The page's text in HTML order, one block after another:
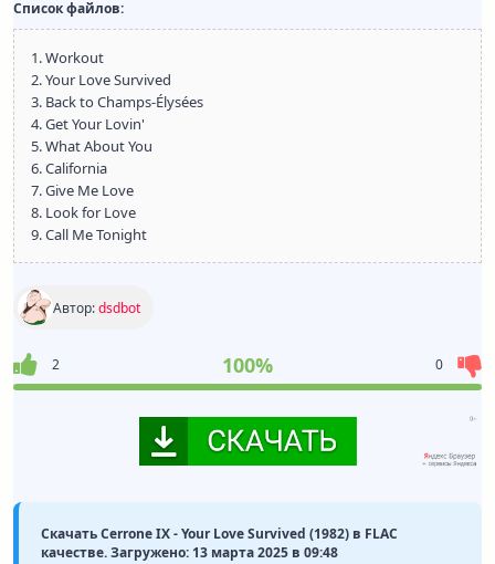
Список файлов:
1. Workout
2. Your Love Survived
3. Back to Champs-Élysées
4. Get Your Lovin'
5. What About You
6. California
7. Give Me Love
8. Look for Love
9. Call Me Tonight
Автор:dsdbot
2 100% 0
Скачать Cerrone IX - Your Love Survived (1982) в FLAC
качестве. Загружено: 13 марта 2025 в 09:48